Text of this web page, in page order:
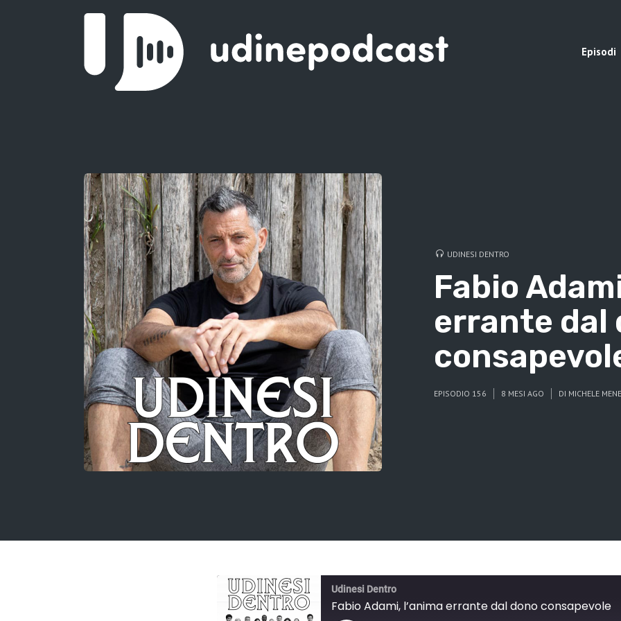
Episodi
UDINESI DENTRO
Fabio
errante dal
EPISODIO 156 8 MESI AGO DI MICHELE
Udinesi Dentro
Fabio Adami, l’anima errante dal dono consapevole